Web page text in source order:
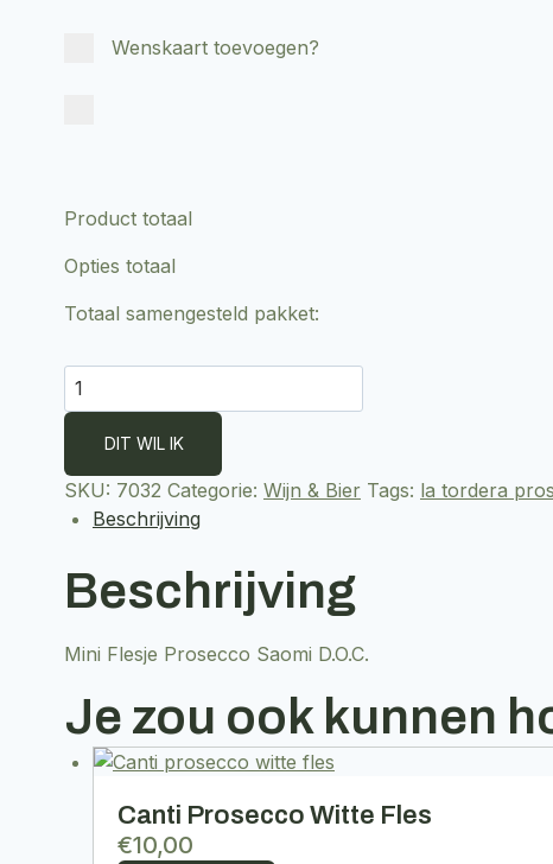
Wenskaart toevoegen?
Product totaal
Opties totaal
Totaal samengesteld pakket:
Mini
Flesje
Prosecco
D.O.C.
aantal
SKU: 7032 Categorie: Wijn & Bier Tags: la tordera
Beschrijving
Beschrijving
Mini Flesje Prosecco Saomi D.O.C.
Je zou ook kunnen
Canti Prosecco Witte Fles
€10,00